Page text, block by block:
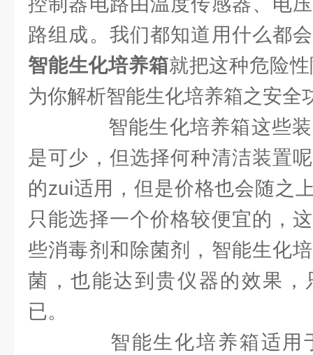
路组成。我们都知道用什么都
智能生化培养箱就把这种危险
为你解析智能生化培养箱之安全
智能生化培养箱这些装
是可少，但选择何种清洁装置
的zui适用，但是价格也会随之
只能选择一个价格较便宜的，
些消毒剂和除菌剂，智能生化
菌，也能达到贵仪器的效果，
已。
智能生化培养箱适用